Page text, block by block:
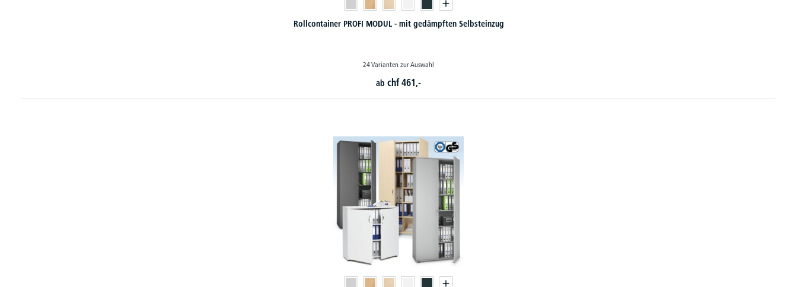
Rollcontainer PROFI MODUL - mit gedämpften Selbsteinzug
24 Varianten zur Auswahl
ab chf 461,-